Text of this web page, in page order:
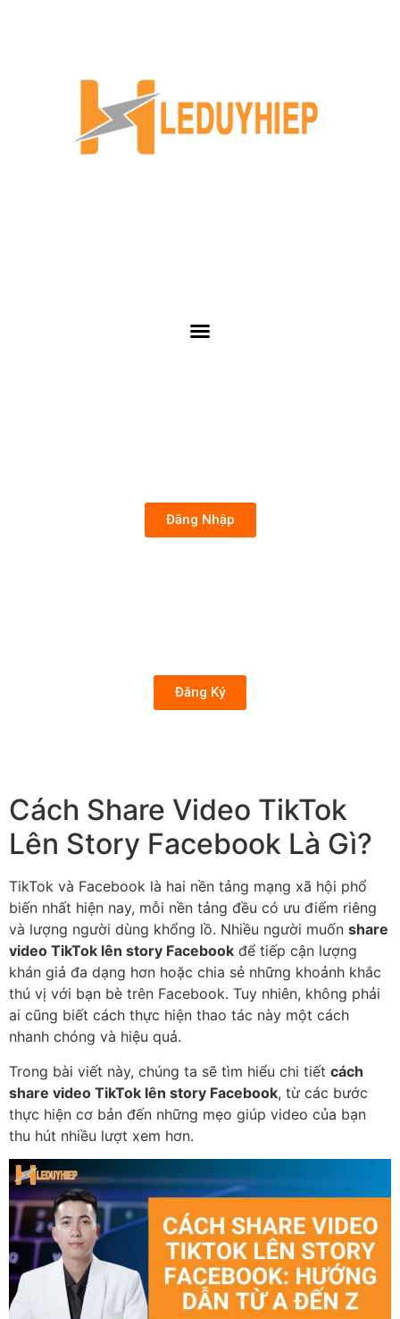
Đăng Nhập
Đăng Ký
Cách Share Video TikTok
Lên Story Facebook Là Gì?
TikTok và Facebook là hai nền tảng mạng xã hội phổ
biến nhất hiện nay, mỗi nền tảng đều có ưu điểm riêng
và lượng người dùng khổng lồ. Nhiều người muốn share
video TikTok lên story Facebook để tiếp cận lượng
khán giả đa dạng hơn hoặc chia sẻ những khoảnh khắc
thú vị với bạn bè trên Facebook. Tuy nhiên, không phải
ai cũng biết cách thực hiện thao tác này một cách
nhanh chóng và hiệu quả.
Trong bài viết này, chúng ta sẽ tìm hiểu chi tiết cách
share video TikTok lên story Facebook, từ các bước
thực hiện cơ bản đến những mẹo giúp video của bạn
thu hút nhiều lượt xem hơn.